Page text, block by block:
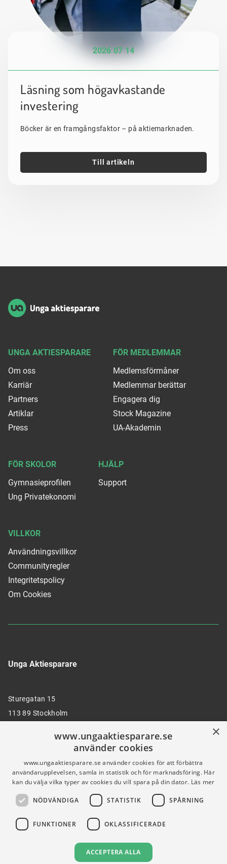
2026 07 14
Läsning som högavkastande
investering
Böcker är en framgångsfaktor – på aktiemarknaden.
Till artikeln
Unga Aktiesparare
Sturegatan 15
113 89 Stockholm
info@ungaaktiesparare.se
Följ oss gärna på sociala medier
UNGA AKTIESPARARE
Om oss
Karriär
Partners
Artiklar
Press
FÖR MEDLEMMAR
Medlemsförmåner
Medlemmar berättar
Engagera dig
Stock Magazine
UA-Akademin
FÖR SKOLOR
Gymnasieprofilen
Ung Privatekonomi
HJÄLP
Support
VILLKOR
Användningsvillkor
Communityregler
Integritetspolicy
Om Cookies
×
www.ungaaktiesparare.se
använder cookies
www.ungaaktiesparare.se använder cookies för att förbättra
användarupplevelsen, samla in statistik och för marknadsföring. Här
kan du välja vilka typer av cookies du vill spara på din dator. Läs mer
NÖDVÄNDIGA STATISTIK SPÅRNING
FUNKTIONER OKLASSIFICERADE
ACCEPTERA ALLA